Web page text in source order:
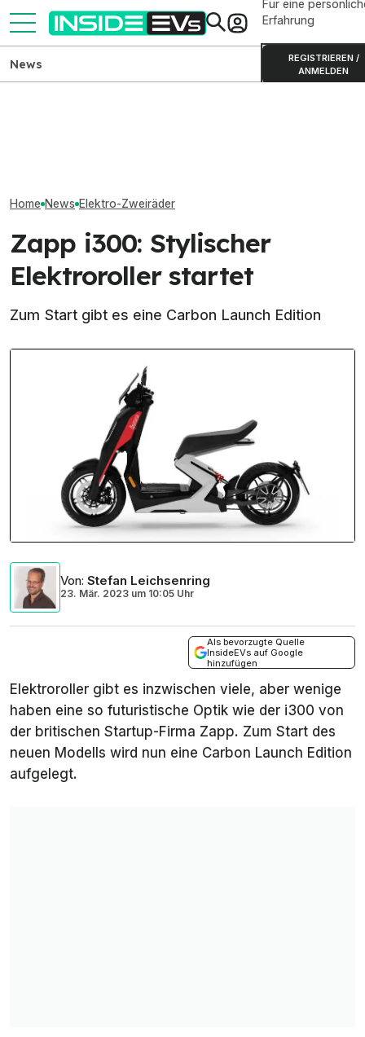
Für eine
Erfahrung
REGISTRIEREN /
ANMELDEN
News
Home News Elektro-Zweiräder
Zapp i300: Stylischer
Elektroroller startet
Zum Start gibt es eine Carbon Launch Edition
Von: Stefan Leichsenring
23. Mär. 2023 um 10:05 Uhr
Als bevorzugte Quelle
InsideEVs auf Google
hinzufügen
Elektroroller gibt es inzwischen viele, aber wenige
haben eine so futuristische Optik wie der i300 von
der britischen Startup-Firma Zapp. Zum Start des
neuen Modells wird nun eine Carbon Launch Edition
aufgelegt.